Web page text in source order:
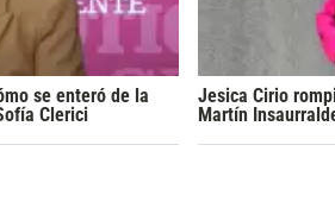
se enteró de la
Clerici
Jesica Cirio
Martín